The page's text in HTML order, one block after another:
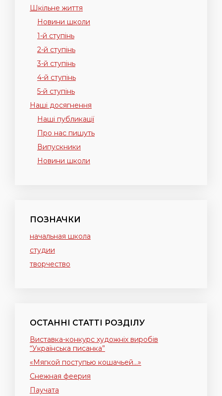
Шкільне життя
Новини школи
1-й ступінь
2-й ступінь
3-й ступінь
4-й ступінь
5-й ступінь
Наші досягнення
Наші публикації
Про нас пишуть
Випускники
Новини школи
ПОЗНАЧКИ
начальная школа
студии
творчество
ОСТАННІ СТАТТІ РОЗДІЛУ
Виставка-конкурс художніх виробів
“Українська писанка”
«Мягкой поступью кошачьей…»
Снежная феерия
Паучата